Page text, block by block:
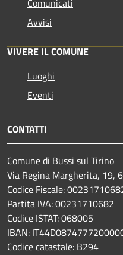
Comunicati
Avvisi
VIVERE IL COMUNE
Luoghi
Eventi
CONTATTI
Comune di Bussi sul Tirino
Via Regina Margherita, 19,
Codice Fiscale:
Partita IVA: 00231710682
Codice ISTAT: 068005
IBAN:
Codice catastale: B294